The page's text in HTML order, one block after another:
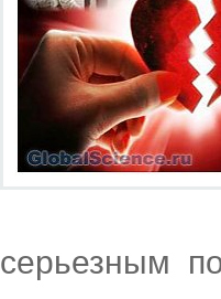
серьезным